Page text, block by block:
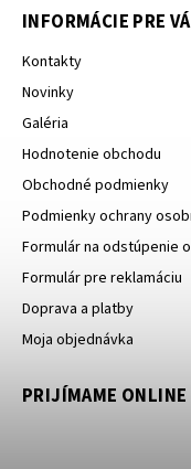
INFORMÁCIE PRE
Kontakty
Novinky
Galéria
Hodnotenie obchodu
Obchodné podmienky
Podmienky ochrany
Formulár na odstúpenie
Formulár pre reklamáciu
Doprava a platby
Moja objednávka
PRIJÍMAME ONLINE